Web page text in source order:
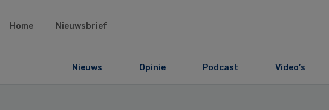
Home Nieuwsbrief
Nieuws Opinie Podcast Video’s